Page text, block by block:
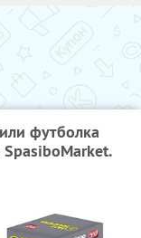
футболка